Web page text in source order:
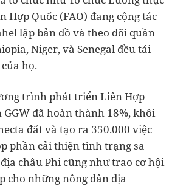
Hợp Quốc (FAO) đang cộng tác
lập bản đồ và theo dõi quần
Niger, và Senegal đều tái
họ.
trình phát triển Liên Hợp
GGW đã hoàn thành 18%, khôi
đất và tạo ra 350.000 việc
phần cải thiện tình trạng sa
châu Phi cũng như trao cơ hội
cho những nông dân địa